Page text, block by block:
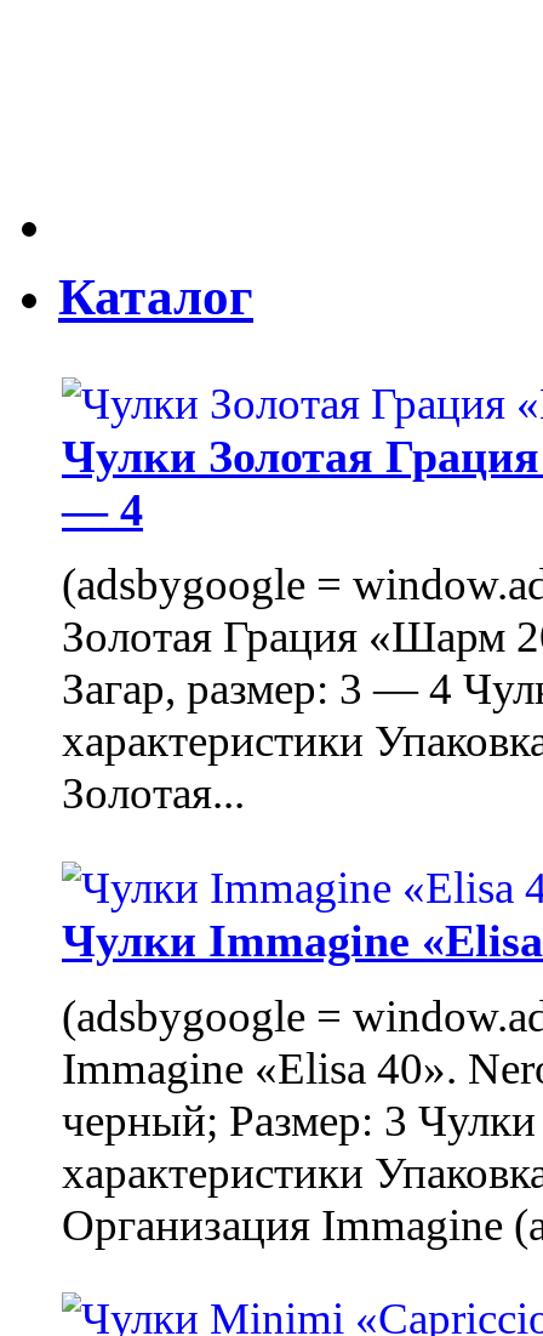
Каталог
Чулки Золотая
— 4
(adsbygoogle =
Золотая Грация «Шарм
Загар, размер: 3 — 4
характеристики
Золотая...
Чулки Immagine
(adsbygoogle =
Immagine «Elisa 40».
черный; Размер: 3
характеристики
Организация Immagine